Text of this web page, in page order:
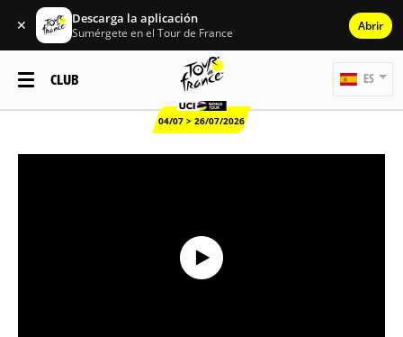
✕ Descarga la aplicación
Sumérgete en el Tour de France Abrir
CLUB
04/07 > 26/07/2026
ES